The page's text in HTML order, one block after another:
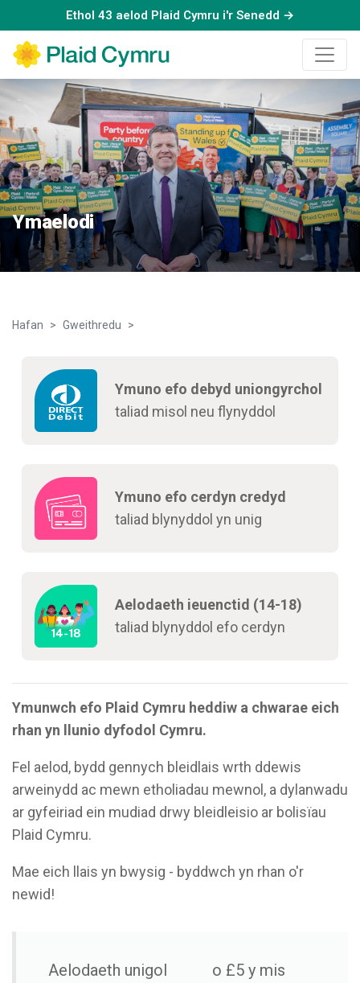
Ethol 43 aelod Plaid Cymru i'r Senedd →
Ymaelodi
Hafan Gweithredu
Ymuno efo debyd uniongyrchol
taliad misol neu flynyddol
Ymuno efo cerdyn credyd
taliad blynyddol yn unig
Aelodaeth ieuenctid (14-18)
taliad blynyddol efo cerdyn
Ymunwch efo Plaid Cymru heddiw a chwarae eich
rhan yn llunio dyfodol Cymru.
Fel aelod, bydd gennych bleidlais wrth ddewis
arweinydd ac mewn etholiadau mewnol, a dylanwadu
ar gyfeiriad ein mudiad drwy bleidleisio ar bolisïau
Plaid Cymru.
Mae eich llais yn bwysig - byddwch yn rhan o'r
newid!
Aelodaeth unigol o £5 y mis